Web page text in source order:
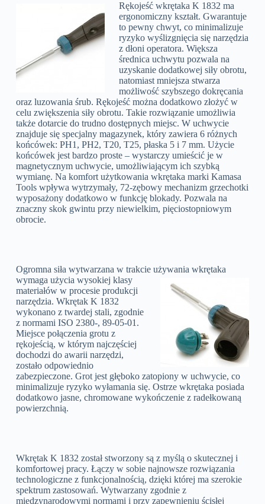
Rękojeść wkrętaka K 1832 ma
ergonomiczny kształt. Gwarantuje
to pewny chwyt, co minimalizuje
ryzyko wyślizgnięcia się narzędzia
z dłoni operatora. Większa
średnica uchwytu pozwala na
uzyskanie dodatkowej siły obrotu,
natomiast mniejsza stwarza
możliwość szybszego dokręcania
oraz luzowania śrub. Rękojeść można dodatkowo złożyć w
celu zwiększenia siły obrotu. Takie rozwiązanie umożliwia
także dotarcie do trudno dostępnych miejsc. W uchwycie
znajduje się specjalny magazynek, który zawiera 6 różnych
końcówek: PH1, PH2, T20, T25, płaska 5 i 7 mm. Użycie
końcówek jest bardzo proste – wystarczy umieścić je w
magnetycznym uchwycie, umożliwiającym ich szybką
wymianę. Na komfort użytkowania wkrętaka marki Kamasa
Tools wpływa wytrzymały, 72-zębowy mechanizm grzechotki
wyposażony dodatkowo w funkcję blokady. Pozwala na
znaczny skok gwintu przy niewielkim, pięciostopniowym
obrocie.
Ogromna siła wytwarzana w trakcie używania wkrętaka
wymaga użycia wysokiej klasy
materiałów w procesie produkcji
narzędzia. Wkrętak K 1832
wykonano z twardej stali, zgodnie
z normami ISO 2380-, 89-05-01.
Miejsce połączenia grotu z
rękojeścią, w którym najczęściej
dochodzi do awarii narzędzi,
zostało odpowiednio
zabezpieczone. Grot jest głęboko zatopiony w uchwycie, co
minimalizuje ryzyko wyłamania się. Ostrze wkrętaka posiada
dodatkowo jasne, chromowane wykończenie z radełkowaną
powierzchnią.
Wkrętak K 1832 został stworzony są z myślą o skutecznej i
komfortowej pracy. Łączy w sobie najnowsze rozwiązania
technologiczne z funkcjonalnością, dzięki której ma szerokie
spektrum zastosowań. Wytwarzany zgodnie z
międzynarodowymi normami i przy zapewnieniu ścisłej